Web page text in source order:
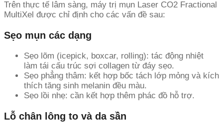
Trên thực tế lâm sàng, máy trị mụn Laser CO2 Fractional
MultiXel được chỉ định cho các vấn đề sau:
Sẹo mụn các dạng
Sẹo lõm (icepick, boxcar, rolling): tác động nhiệt
làm tái cấu trúc sợi collagen từ đáy sẹo.
Sẹo phẳng thâm: kết hợp bốc tách lớp mỏng và kích
thích tăng sinh melanin đều màu.
Sẹo lồi nhẹ: cần kết hợp thêm phác đồ hỗ trợ.
Lỗ chân lông to và da sần